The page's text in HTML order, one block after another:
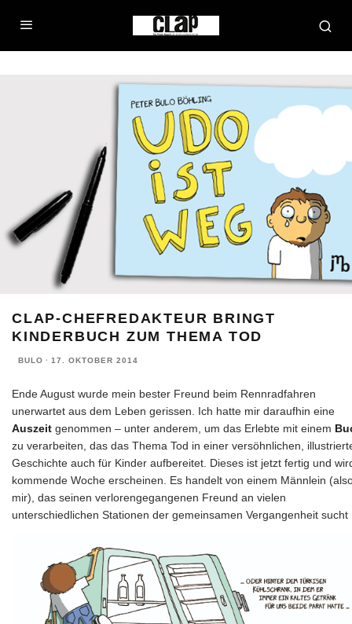
CLAP-CHEFREDAKTEUR BRINGT
KINDERBUCH ZUM THEMA TOD
BULO · 17. OKTOBER 2014
Ende August wurde mein bester Freund beim Rennradfahren
unerwartet aus dem Leben gerissen. Ich hatte mir daraufhin eine
Auszeit genommen – unter anderem, um das Erlebte mit einem
zu verarbeiten, das das Thema Tod in einer versöhnlichen,
Geschichte auch für Kinder aufbereitet. Dieses ist jetzt fertig und
kommende Woche erscheinen. Es handelt von einem Männlein
mir), das seinen verlorengegangenen Freund an vielen
unterschiedlichen Stationen der gemeinsamen Vergangenheit